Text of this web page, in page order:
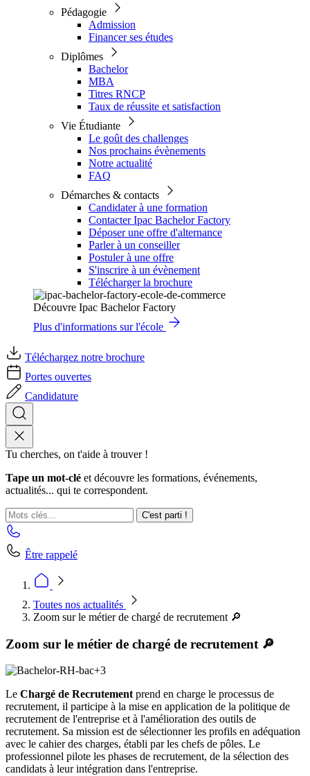
Pédagogie
Admission
Financer ses études
Diplômes
Bachelor
MBA
Titres RNCP
Taux de réussite et satisfaction
Vie Étudiante
Le goût des challenges
Nos prochains évènements
Notre actualité
FAQ
Démarches & contacts
Candidater à une formation
Contacter Ipac Bachelor Factory
Déposer une offre d'alternance
Parler à un conseiller
Postuler à une offre
S'inscrire à un évènement
Télécharger la brochure
Découvre Ipac Bachelor Factory
Plus d'informations sur l'école
Téléchargez notre brochure
Portes ouvertes
Candidature
Tu cherches, on t'aide à trouver !
Tape un mot-clé et découvre les formations, événements,
actualités... qui te correspondent.
C'est parti !
Être rappelé
Toutes nos actualités
Zoom sur le métier de chargé de recrutement 🔎
Zoom sur le métier de chargé de recrutement 🔎
Le Chargé de Recrutementprend en charge le processus de
recrutement, il participe à la mise en application de la politique de
recrutement de l'entreprise et à l'amélioration des outils de
recrutement. Sa mission est de sélectionner les profils en adéquation
avec le cahier des charges, établi par les chefs de pôles. Le
professionnel pilote les phases de recrutement, de la sélection des
candidats à leur intégration dans l'entreprise.